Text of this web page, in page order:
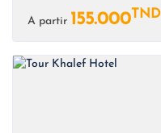
A partir 155.000TND